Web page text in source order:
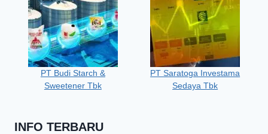
PT Budi Starch &
Sweetener Tbk
PT Saratoga Investama
Sedaya Tbk
INFO TERBARU